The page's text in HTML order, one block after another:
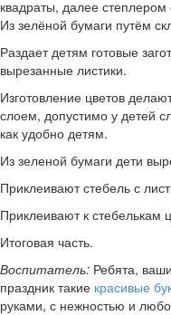
квадраты, далее степлером
Из зелёной бумаги путём
Раздает детям готовые
вырезанные листики.
Изготовление цветов
слоем, допустимо у детей
как удобно детям.
Из зеленой бумаги дети
Приклеивают стебель с
Приклеивают к стебелькам
Итоговая часть.
Воспитатель: Ребята,
праздник такие красивые
руками, с нежностью и